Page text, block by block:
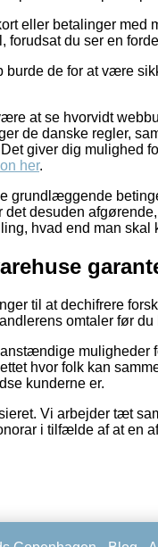
eller betalinger
du ser en
de for at være
at se hvorvidt
de danske regler,
giver dig mulighed
her.
grundlæggende
det desuden
hvad end man skal
til at dechifrere
omtaler før du
muligheder
hvor folk kan
kunderne er.
Vi arbejder tæt
i tilfælde af at en